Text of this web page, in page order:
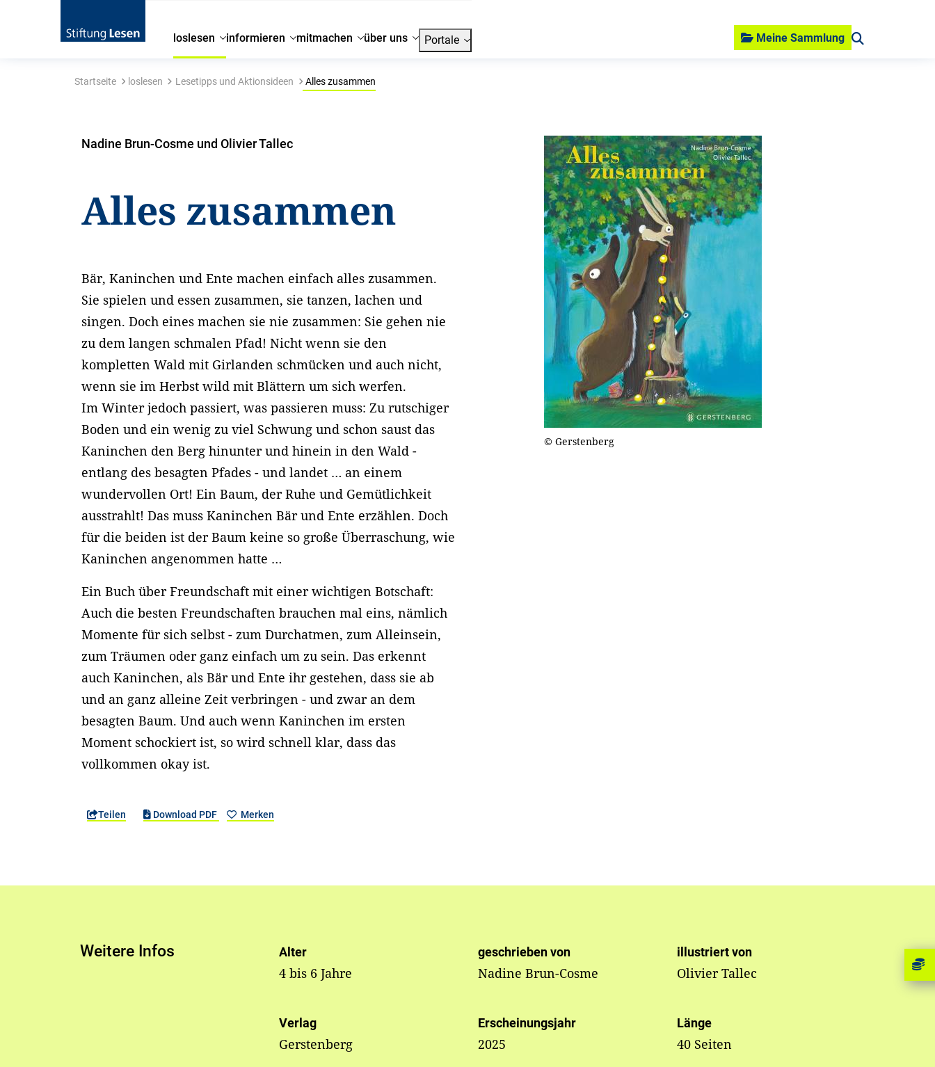
loslesen informieren mitmachen über uns Portale Meine Sammlung
Startseite loslesen Lesetipps und Aktionsideen Alles zusammen
Nadine Brun-Cosme und Olivier Tallec
Alles zusammen
Bär, Kaninchen und Ente machen einfach alles zusammen.
Sie spielen und essen zusammen, sie tanzen, lachen und
singen. Doch eines machen sie nie zusammen: Sie gehen nie
zu dem langen schmalen Pfad! Nicht wenn sie den
kompletten Wald mit Girlanden schmücken und auch nicht,
wenn sie im Herbst wild mit Blättern um sich werfen.
Im Winter jedoch passiert, was passieren muss: Zu rutschiger
Boden und ein wenig zu viel Schwung und schon saust das
Kaninchen den Berg hinunter und hinein in den Wald -
entlang des besagten Pfades - und landet … an einem
wundervollen Ort! Ein Baum, der Ruhe und Gemütlichkeit
ausstrahlt! Das muss Kaninchen Bär und Ente erzählen. Doch
für die beiden ist der Baum keine so große Überraschung, wie
Kaninchen angenommen hatte …
Ein Buch über Freundschaft mit einer wichtigen Botschaft:
Auch die besten Freundschaften brauchen mal eins, nämlich
Momente für sich selbst - zum Durchatmen, zum Alleinsein,
zum Träumen oder ganz einfach um zu sein. Das erkennt
auch Kaninchen, als Bär und Ente ihr gestehen, dass sie ab
und an ganz alleine Zeit verbringen - und zwar an dem
besagten Baum. Und auch wenn Kaninchen im ersten
Moment schockiert ist, so wird schnell klar, dass das
vollkommen okay ist.
Teilen Download PDF Merken
© Gerstenberg
Weitere Infos Alter
4 bis 6 Jahre
geschrieben von
Nadine Brun-Cosme
illustriert von
Olivier Tallec
Verlag
Gerstenberg
Erscheinungsjahr
2025
Länge
40 Seiten